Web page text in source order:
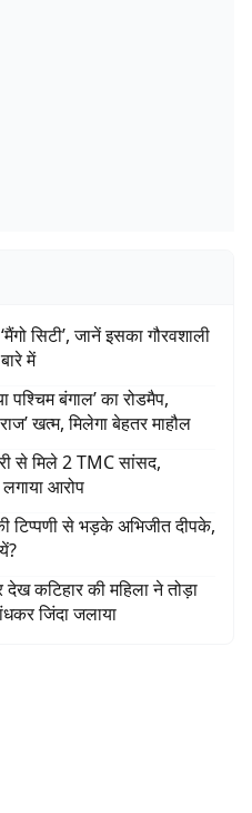
सिटी’, जानें इसका गौरवशाली
में
पश्चिम बंगाल’ का रोडमैप,
खत्म, मिलेगा बेहतर माहौल
से मिले 2 TMC सांसद,
आरोप
टिप्पणी से भड़के अभिजीत दीपके,
कटिहार की महिला ने तोड़ा
जिंदा जलाया